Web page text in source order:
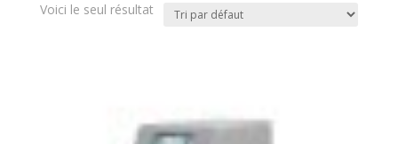
Voici le seul résultat